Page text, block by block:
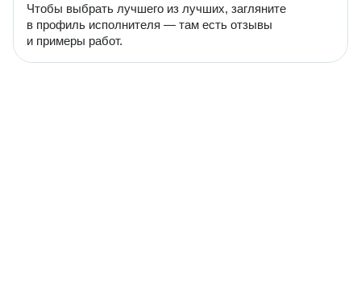
Чтобы выбрать лучшего из лучших, загляните
в профиль исполнителя — там есть отзывы
и примеры работ.